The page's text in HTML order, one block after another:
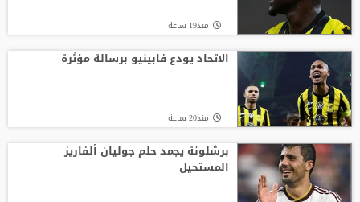
أغلى لاعب في تاريخ إفريقيا.. ديوماندي يترك
معسكر لايبزيغ للانضمام لريال مدريد
الاتحاد الأوروبي لكرة القدم يتمسّك
بمقاطعته بطولات كأس العالم
منذ19 ساعة
الاتحاد يودع فابينيو برسالة مؤثرة
منذ20 ساعة
برشلونة يجمد حلم جوليان ألفاريز
المستحيل